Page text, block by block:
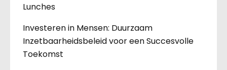
Lunches
Investeren in Mensen: Duurzaam
Inzetbaarheidsbeleid voor een Succesvolle
Toekomst